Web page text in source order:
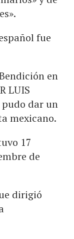
fue
en
LUIS
pudo dar un
mexicano.
17
de
dirigió